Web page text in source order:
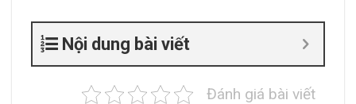
Nội dung bài viết
Đánh giá bài viết